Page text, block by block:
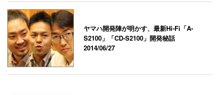
ヤマハ開発陣が明かす、最新Hi-Fi「A-
S2100」「CD-S2100」開発秘話
2014/06/27